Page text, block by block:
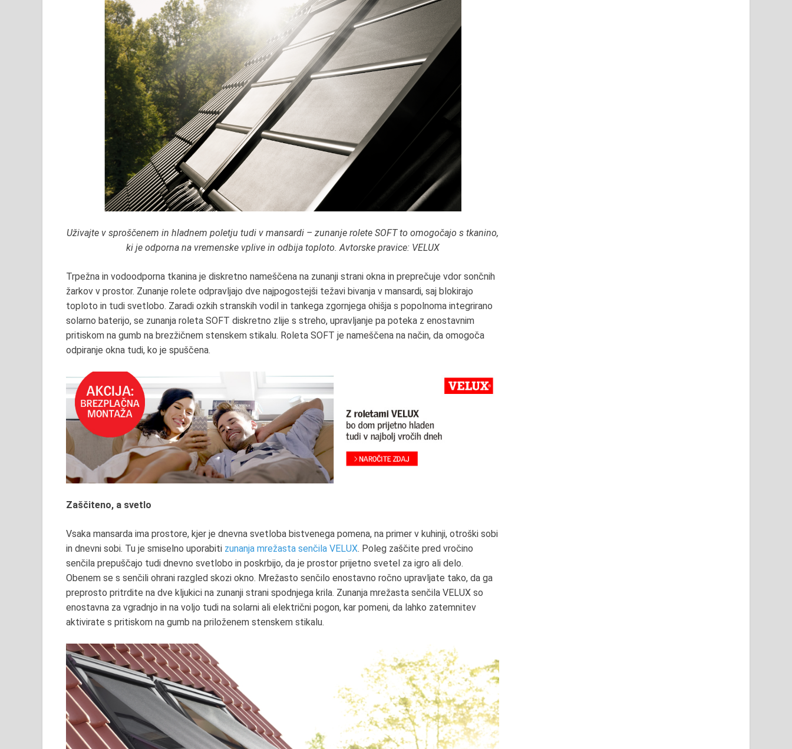
Uživajte v sproščenem in hladnem poletju tudi v mansardi – zunanje rolete SOFT to omogočajo s tkanino,
ki je odporna na vremenske vplive in odbija toploto. Avtorske pravice: VELUX
Trpežna in vodoodporna tkanina je diskretno nameščena na zunanji strani okna in preprečuje vdor sončnih
žarkov v prostor. Zunanje rolete odpravljajo dve najpogostejši težavi bivanja v mansardi, saj blokirajo
toploto in tudi svetlobo. Zaradi ozkih stranskih vodil in tankega zgornjega ohišja s popolnoma integrirano
solarno baterijo, se zunanja roleta SOFT diskretno zlije s streho, upravljanje pa poteka z enostavnim
pritiskom na gumb na brezžičnem stenskem stikalu. Roleta SOFT je nameščena na način, da omogoča
odpiranje okna tudi, ko je spuščena.
Zaščiteno, a svetlo
Vsaka mansarda ima prostore, kjer je dnevna svetloba bistvenega pomena, na primer v kuhinji, otroški sobi
in dnevni sobi. Tu je smiselno uporabiti zunanja mrežasta senčila VELUX. Poleg zaščite pred vročino
senčila prepuščajo tudi dnevno svetlobo in poskrbijo, da je prostor prijetno svetel za igro ali delo.
Obenem se s senčili ohrani razgled skozi okno. Mrežasto senčilo enostavno ročno upravljate tako, da ga
preprosto pritrdite na dve kljukici na zunanji strani spodnjega krila. Zunanja mrežasta senčila VELUX so
enostavna za vgradnjo in na voljo tudi na solarni ali električni pogon, kar pomeni, da lahko zatemnitev
aktivirate s pritiskom na gumb na priloženem stenskem stikalu.